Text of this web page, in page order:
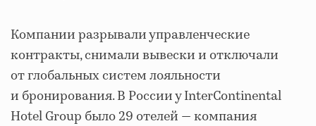
Компании разрывали управленческие
контракты, снимали вывески и отключали
от глобальных систем лояльности
и бронирования. В России у InterContinental
Hotel Group было 29 отелей — компания